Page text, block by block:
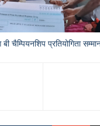
चैम्पियनशिप प्रतियोगिता